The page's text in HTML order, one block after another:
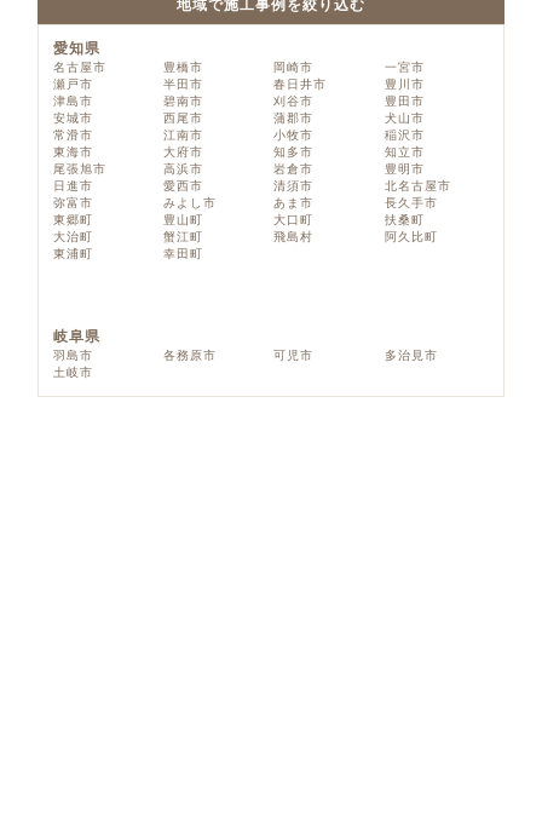
地域で施工事例を絞り込む
愛知県
名古屋市 豊橋市 岡崎市
一宮市
瀬戸市
半田市 春日井市
豊川市
津島市
碧南市 刈谷市
豊田市
安城市
西尾市 蒲郡市
犬山市
常滑市
江南市 小牧市
稲沢市
東海市
大府市 知多市
知立市
尾張旭市
高浜市 岩倉市
豊明市
日進市
愛西市 清須市
北名古屋市
弥富市
みよし市 あま市
長久手市
東郷町
豊山町 大口町
扶桑町
大治町
蟹江町 飛島村
阿久比町
東浦町
幸田町
岐阜県
羽島市 各務原市 可児市
多治見市
土岐市